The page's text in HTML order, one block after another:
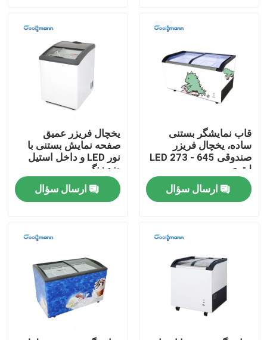
فیلم های
درباره ما
تور کارخانه
کنترل کیفیت
درخواست نقل قول
چیلر باز چند طبقه
قاب نمایشگر بستنی
ساده، یخچال فریزر
صندوقی LED 273 - 645
لیتری
ارسال سؤال
یخچال فریزر عمیق
صفحه نمایش بستنی با
نور LED و داخل استیل
ضد زنگ
ارسال سؤال